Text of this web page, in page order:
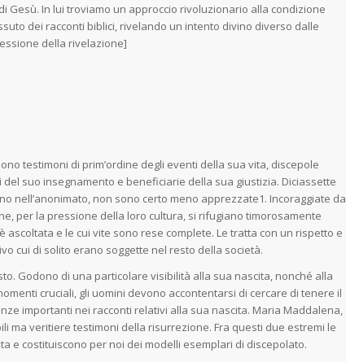
In lui troviamo un approccio rivoluzionario alla condizione
dei racconti biblici, rivelando un intento divino diverso dalle
della rivelazione]
testimoni di prim’ordine degli eventi della sua vita, discepole
suo insegnamento e beneficia­rie della sua giustizia. Diciassette
nell’anonima­to, non sono certo meno apprezzate1. Incoraggiate da
per la pressione della loro cultura, si rifugiano timo­rosamente
e le cui vite sono rese complete. Le tratta con un rispetto e
cui di solito erano soggette nel resto della società.
Godono di una particolare visibilità alla sua nascita, nonché alla
cruciali, gli uo­mini devono accontentarsi di cercare di tenere il
importanti nei racconti relativi alla sua nascita. Maria Maddalena,
ma veritiere testimoni della ri­surrezione. Fra questi due estremi le
e costi­tuiscono per noi dei modelli esemplari di discepolato.